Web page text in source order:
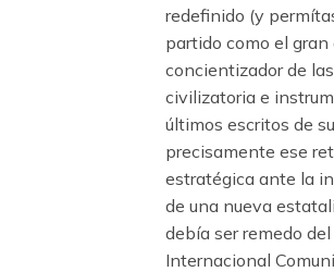
redefinido (y
partido como el
concientizador de
civilizatoria e
últimos escritos de
precisamente ese
estratégica ante la
de una nueva
debía ser remedo
Internacional